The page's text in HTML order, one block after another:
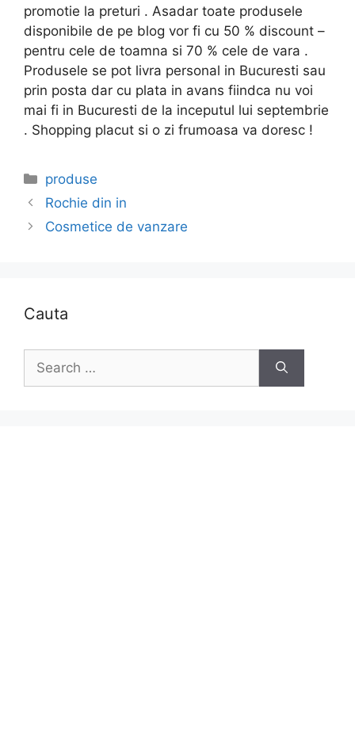
promotie la preturi . Asadar toate produsele
disponibile de pe blog vor fi cu 50 % discount –
pentru cele de toamna si 70 % cele de vara .
Produsele se pot livra personal in Bucuresti sau
prin posta dar cu plata in avans fiindca nu voi
mai fi in Bucuresti de la inceputul lui septembrie
. Shopping placut si o zi frumoasa va doresc !
Categories
produse
Rochie din in
Cosmetice de vanzare
Cauta
for: